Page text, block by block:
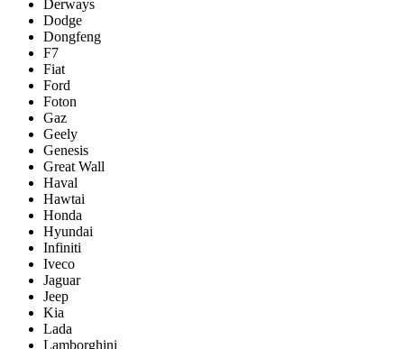
Derways
Dodge
Dongfeng
F7
Fiat
Ford
Foton
Gaz
Geely
Genesis
Great Wall
Haval
Hawtai
Honda
Hyundai
Infiniti
Iveco
Jaguar
Jeep
Kia
Lada
Lamborghini